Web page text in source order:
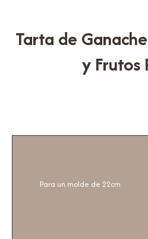
Tarta de
y Frutos
Para un molde de 22cm